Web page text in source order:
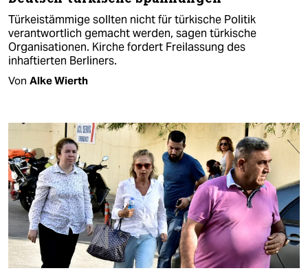
Türkeistämmige sollten nicht für türkische Politik
verantwortlich gemacht werden, sagen türkische
Organisationen. Kirche fordert Freilassung des
inhaftierten Berliners.
Von Alke Wierth